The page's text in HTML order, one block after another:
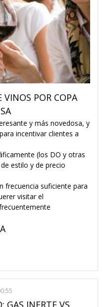
VINOS POR COPA
y más novedosa, y
incentivar clientes a
(los DO y otras
estilo y de precio
frecuencia suficiente para
visitar el
- 9 claves de éxito